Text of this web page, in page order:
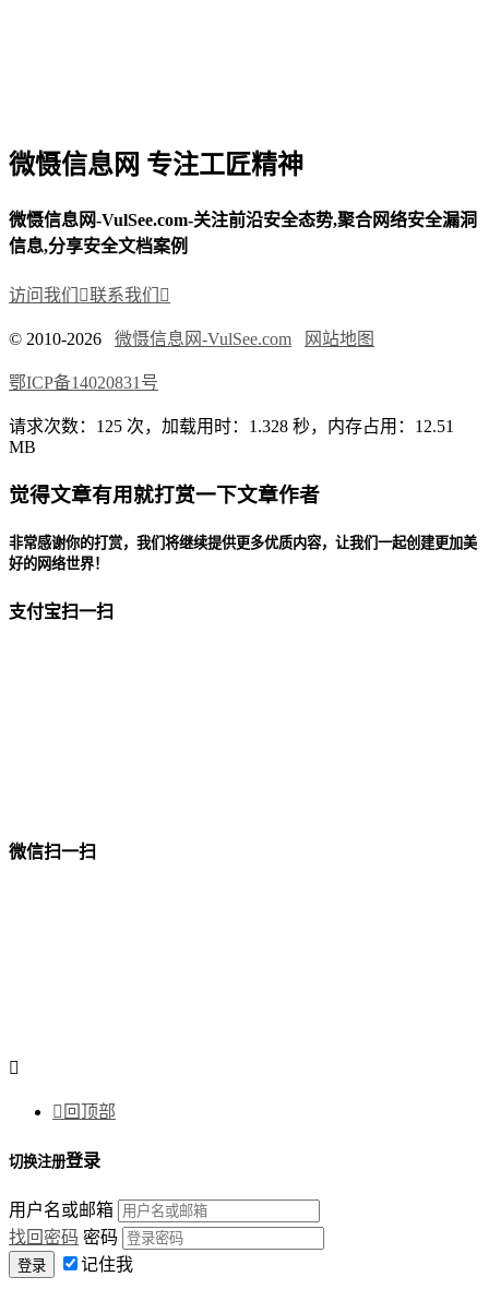
微慑信息网 专注工匠精神
微慑信息网-VulSee.com-关注前沿安全态势,聚合网络安全漏洞
信息,分享安全文档案例
访问我们 联系我们 
© 2010-2026 微慑信息网-VulSee.com 网站地图
鄂ICP备14020831号
请求次数：125 次，加载用时：1.328 秒，内存占用：12.51
MB
觉得文章有用就打赏一下文章作者
非常感谢你的打赏，我们将继续提供更多优质内容，让我们一起创建更加美
好的网络世界！
支付宝扫一扫
微信扫一扫

 回顶部
切换注册登录
用户名或邮箱
找回密码 密码
记住我